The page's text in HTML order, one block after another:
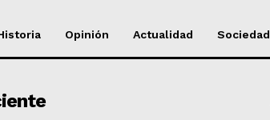
Opinión Actualidad Sociedad